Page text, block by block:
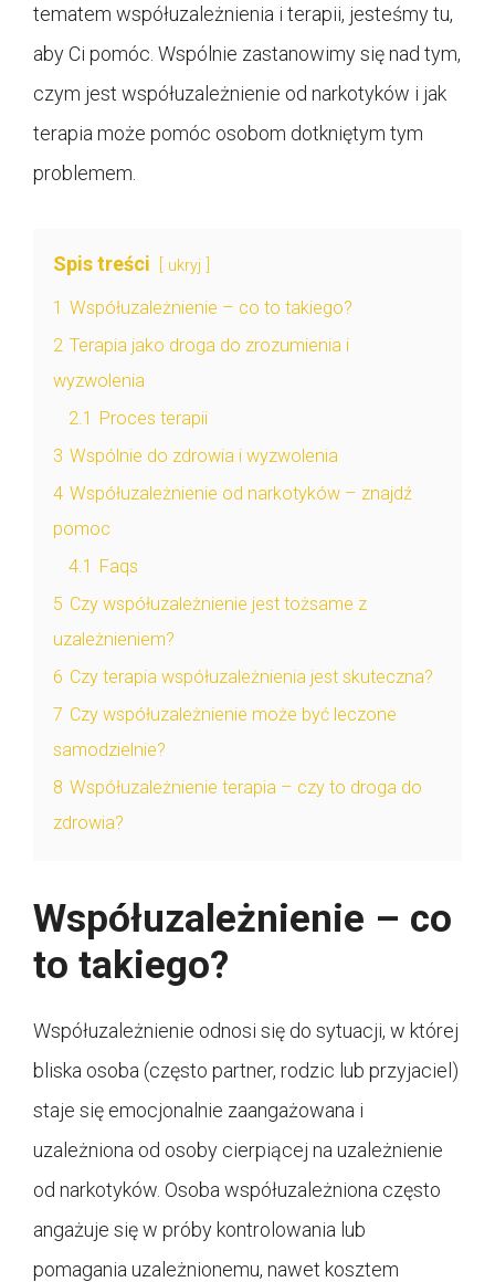
tematem współuzależnienia i terapii, jesteśmy tu,
aby Ci pomóc. Wspólnie zastanowimy się nad tym,
czym jest współuzależnienie od narkotyków i jak
terapia może pomóc osobom dotkniętym tym
problemem.
Spis treści ukryj
1 Współuzależnienie – co to takiego?
2 Terapia jako droga do zrozumienia i
wyzwolenia
2.1 Proces terapii
3 Wspólnie do zdrowia i wyzwolenia
4 Współuzależnienie od narkotyków – znajdź
pomoc
4.1 Faqs
5 Czy współuzależnienie jest tożsame z
uzależnieniem?
6 Czy terapia współuzależnienia jest skuteczna?
7 Czy współuzależnienie może być leczone
samodzielnie?
8 Współuzależnienie terapia – czy to droga do
zdrowia?
Współuzależnienie – co
to takiego?
Współuzależnienie odnosi się do sytuacji, w której
bliska osoba (często partner, rodzic lub przyjaciel)
staje się emocjonalnie zaangażowana i
uzależniona od osoby cierpiącej na uzależnienie
od narkotyków. Osoba współuzależniona często
angażuje się w próby kontrolowania lub
pomagania uzależnionemu, nawet kosztem